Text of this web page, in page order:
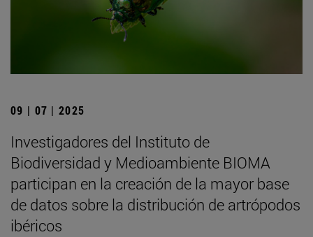
09 | 07 | 2025
Investigadores del Instituto de
Biodiversidad y Medioambiente BIOMA
participan en la creación de la mayor base
de datos sobre la distribución de artrópodos
ibéricos